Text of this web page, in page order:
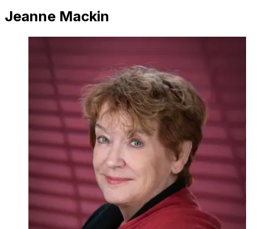
Jeanne Mackin